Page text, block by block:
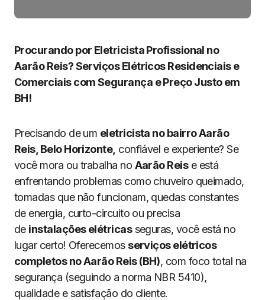
Procurando por Eletricista Profissional no
Aarão Reis? Serviços Elétricos Residenciais e
Comerciais com Segurança e Preço Justo em
BH!
Precisando de um eletricista no bairro Aarão
Reis, Belo Horizonte, confiável e experiente? Se
você mora ou trabalha no Aarão Reise está
enfrentando problemas como chuveiro queimado,
tomadas que não funcionam, quedas constantes
de energia, curto-circuito ou precisa
de instalações elétricasseguras, você está no
lugar certo! Oferecemos serviços elétricos
completos no Aarão Reis (BH), com foco total na
segurança (seguindo a norma NBR 5410),
qualidade e satisfação do cliente.